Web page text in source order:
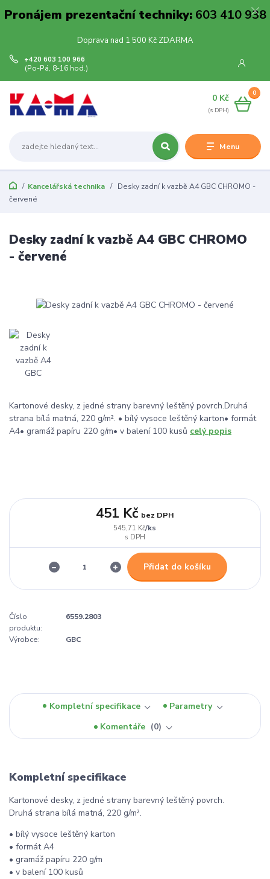
Pronájem prezentační techniky:603 410 938
Doprava nad 1 500 Kč ZDARMA
Menu
+420 603 100 966
(Po-Pá, 8-16 hod.)
0
0 Kč
Kancelářská technika
Desky zadní k vazbě A4 GBC CHROMO -
červené
Desky zadní k vazbě A4 GBC CHROMO
- červené
Kartonové desky, z jedné strany barevný leštěný povrch.Druhá
strana bílá matná, 220 g/m². • bílý vysoce leštěný karton• formát
A4• gramáž papíru 220 g/m• v balení 100 kusů celý popis
545,71 Kč/ks
451 Kč bez DPH
Přidat do košíku
Číslo
produktu:
6559.2803
Výrobce: GBC
Kompletní specifikace
Parametry
Komentáře
0
Kompletní specifikace
Kartonové desky, z jedné strany barevný leštěný povrch.
Druhá strana bílá matná, 220 g/m².
• bílý vysoce leštěný karton
• formát A4
• gramáž papíru 220 g/m
• v balení 100 kusů